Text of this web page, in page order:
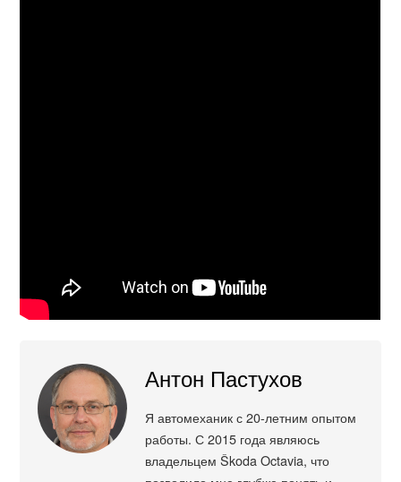
Антон Пастухов
Я автомеханик с 20-летним опытом
работы. С 2015 года являюсь
владельцем Škoda Octavia, что